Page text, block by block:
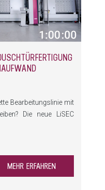
Bearbeitungslinie mit
Die neue LiSEC
zeigt, wie durch
werden können.
MEHR ERFAHREN